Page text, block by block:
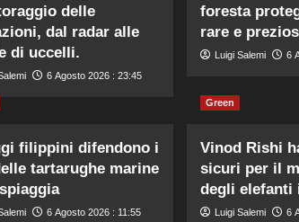
delle
dal radar alle
di uccelli.
6 Agosto 2026 : 23:45
foresta
rare e
Luigi Salemi 6
filippini difendono i
tartarughe marine
6 Agosto 2026 : 11:55
Green
Vinod Rishi
sicuri per il
degli elefanti
Luigi Salemi 6